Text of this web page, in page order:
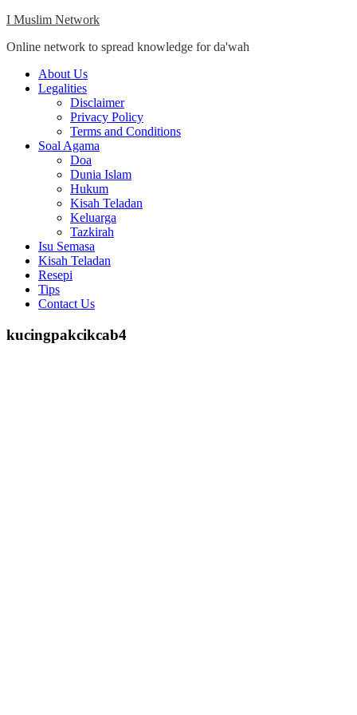
Skip
content
I Muslim Network
Online network to spread knowledge for da'wah
Close
Menu
About Us
Legalities
Disclaimer
Privacy Policy
Terms and Conditions
Soal Agama
Doa
Dunia Islam
Hukum
Kisah Teladan
Keluarga
Tazkirah
Isu Semasa
Kisah Teladan
Resepi
Tips
Contact Us
kucingpakcikcab4